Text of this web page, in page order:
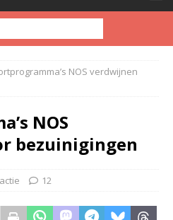
NOS verdwijnen
NOS
bezuinigingen
12